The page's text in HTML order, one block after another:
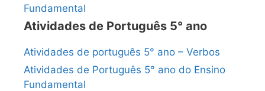
Fundamental
Atividades de Português 5° ano
Atividades de português 5° ano – Verbos
Atividades de Português 5° ano do Ensino
Fundamental